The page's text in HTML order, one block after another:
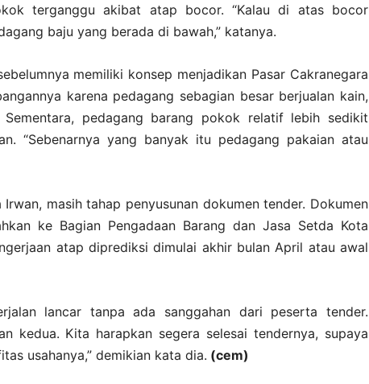
terganggu akibat atap bocor. “Kalau di atas bocor
baju yang berada di bawah,” katanya.
memiliki konsep menjadikan Pasar Cakranegara
karena pedagang sebagian besar berjualan kain,
pedagang barang pokok relatif lebih sedikit
“Sebenarnya yang banyak itu pedagang pakaian atau
masih tahap penyusunan dokumen tender. Dokumen
ke Bagian Pengadaan Barang dan Jasa Setda Kota
atap diprediksi dimulai akhir bulan April atau awal
lancar tanpa ada sanggahan dari peserta tender.
kedua. Kita harapkan segera selesai tendernya, supaya
usahanya,” demikian kata dia. (cem)